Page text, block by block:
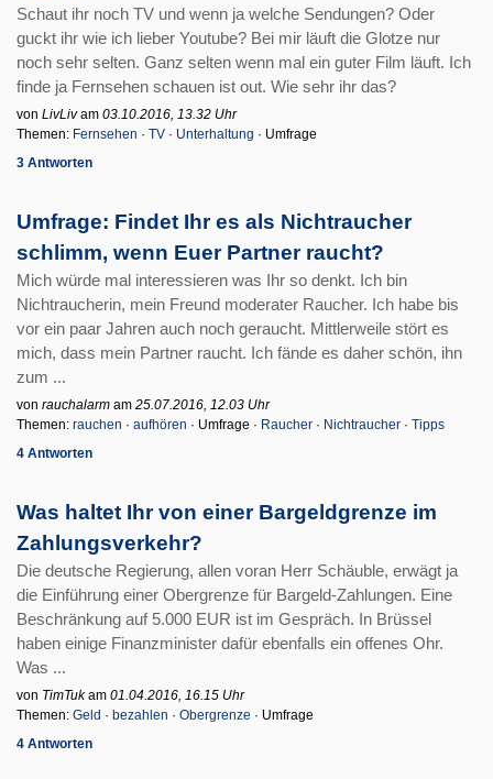
Schaut ihr noch TV und wenn ja welche Sendungen? Oder
guckt ihr wie ich lieber Youtube? Bei mir läuft die Glotze nur
noch sehr selten. Ganz selten wenn mal ein guter Film läuft. Ich
finde ja Fernsehen schauen ist out. Wie sehr ihr das?
von LivLivam 03.10.2016, 13.32 Uhr
Themen: Fernsehen · TV · Unterhaltung · Umfrage
3 Antworten
Umfrage: Findet Ihr es als Nichtraucher
schlimm, wenn Euer Partner raucht?
Mich würde mal interessieren was Ihr so denkt. Ich bin
Nichtraucherin, mein Freund moderater Raucher. Ich habe bis
vor ein paar Jahren auch noch geraucht. Mittlerweile stört es
mich, dass mein Partner raucht. Ich fände es daher schön, ihn
zum ...
von rauchalarm am 25.07.2016, 12.03 Uhr
Themen: rauchen · aufhören · Umfrage · Raucher · Nichtraucher · Tipps
4 Antworten
Was haltet Ihr von einer Bargeldgrenze im
Zahlungsverkehr?
Die deutsche Regierung, allen voran Herr Schäuble, erwägt ja
die Einführung einer Obergrenze für Bargeld-Zahlungen. Eine
Beschränkung auf 5.000 EUR ist im Gespräch. In Brüssel
haben einige Finanzminister dafür ebenfalls ein offenes Ohr.
Was ...
von TimTukam 01.04.2016, 16.15 Uhr
Themen: Geld · bezahlen · Obergrenze · Umfrage
4 Antworten